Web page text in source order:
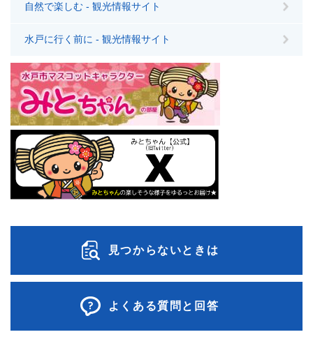
自然で楽しむ - 観光情報サイト
水戸に行く前に - 観光情報サイト
見つからないときは
よくある質問と回答